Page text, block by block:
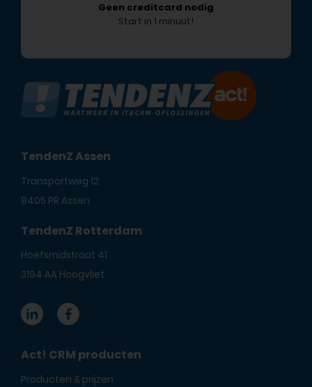
Geen creditcard nodig
Start in 1 minuut!
TendenZ Assen
Transportweg 12
9405 PR Assen
TendenZ Rotterdam
Hoefsmidstraat 41
3194 AA Hoogvliet
Act! CRM producten
Producten & prijzen